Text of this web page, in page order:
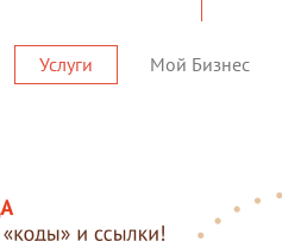
Услуги Мой Бизнес